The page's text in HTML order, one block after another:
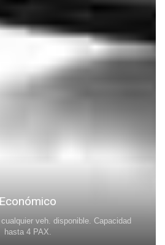
Económico
veh. disponible. Capacidad
hasta 4 PAX.